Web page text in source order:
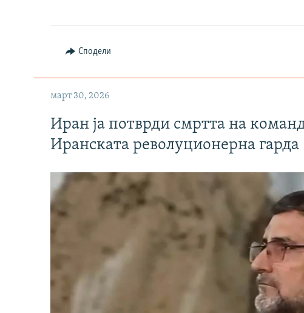
Сподели
март 30, 2026
Иран ја потврди смртта на
Иранската револуционерна гарда